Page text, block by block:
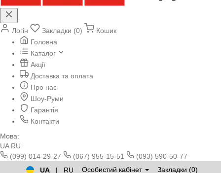
Логін Закладки (0)
Кошик
Головна
Каталог
Акції
Доставка та оплата
Про нас
Шоу-Руми
Гарантія
Контакти
Мова:
UA RU
(099) 014-29-27
(067) 955-15-51
(093) 590-50-77
UA
| RU Особистий кабінет
Закладки (0)